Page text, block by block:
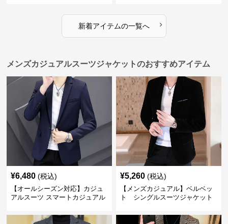
新着アイテムの一覧へ ›
メンズカジュアルスーツジャケットのおすすめアイテム
¥6,480 (税込)
【オールシーズン対応】カジュ
アルスーツ スマートカジュアル
¥5,260 (税込)
【メンズカジュアル】ベルベッ
ト シングルスーツジャケット